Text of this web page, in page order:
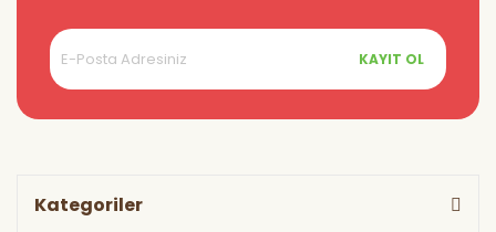
KAYIT OL
Kategoriler